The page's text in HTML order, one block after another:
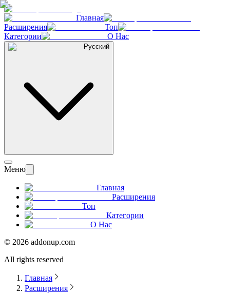
Главная
Расширения
Топ
Категории
О Нас
Русский
Меню
Главная
Расширения
Топ
Категории
О Нас
© 2026 addonup.com
All rights reserved
Главная
Расширения